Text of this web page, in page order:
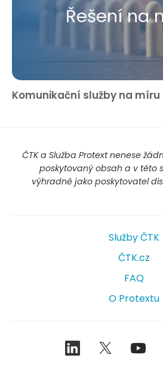
Řešení na
Komunikační služby na míru
ČTK a Služba Protext nenese
poskytovaný obsah a v této
výhradně jako poskytovatel
Služby ČTK
ČTK.cz
FAQ
O Protextu
LinkedIn Twitter